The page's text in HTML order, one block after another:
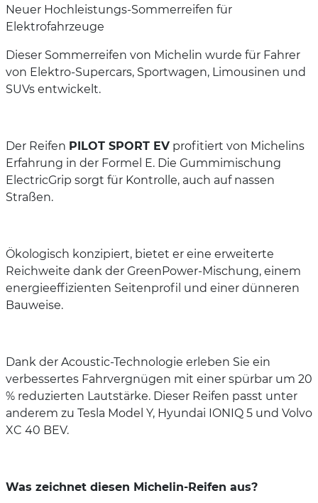
Neuer Hochleistungs-Sommerreifen für
Elektrofahrzeuge
Dieser Sommerreifen von Michelin wurde für Fahrer
von Elektro-Supercars, Sportwagen, Limousinen und
SUVs entwickelt.
Der Reifen PILOT SPORT EV profitiert von Michelins
Erfahrung in der Formel E. Die Gummimischung
ElectricGrip sorgt für Kontrolle, auch auf nassen
Straßen.
Ökologisch konzipiert, bietet er eine erweiterte
Reichweite dank der GreenPower-Mischung, einem
energieeffizienten Seitenprofil und einer dünneren
Bauweise.
Dank der Acoustic-Technologie erleben Sie ein
verbessertes Fahrvergnügen mit einer spürbar um 20
% reduzierten Lautstärke. Dieser Reifen passt unter
anderem zu Tesla Model Y, Hyundai IONIQ 5 und Volvo
XC 40 BEV.
Was zeichnet diesen Michelin-Reifen aus?